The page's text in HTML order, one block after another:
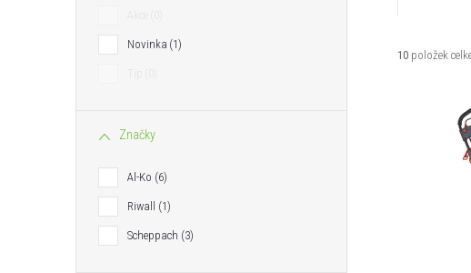
Novinka 1
Značky
Al-Ko 6
Riwall 1
Scheppach 3
10 položek